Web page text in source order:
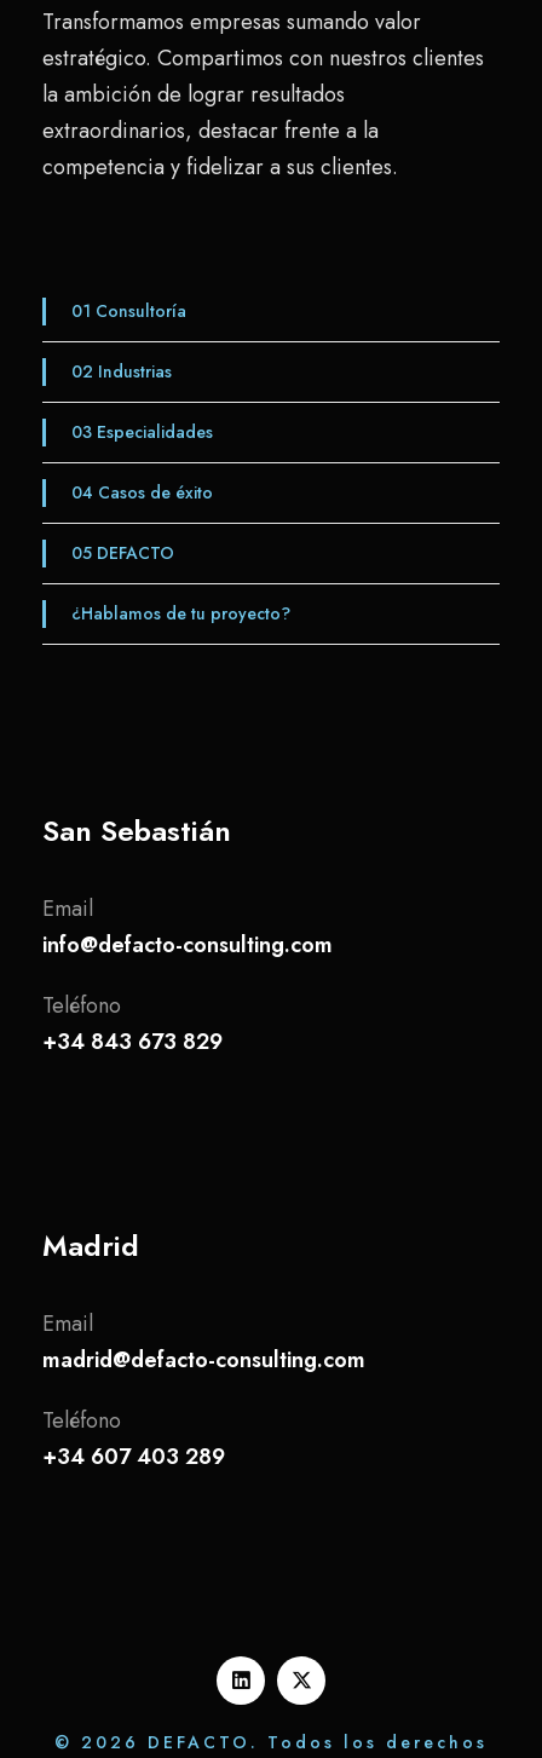
Transformamos empresas sumando valor
estratégico. Compartimos con nuestros clientes
la ambición de lograr resultados
extraordinarios, destacar frente a la
competencia y fidelizar a sus clientes.
01 Consultoría
02 Industrias
03 Especialidades
04 Casos de éxito
05 DEFACTO
¿Hablamos de tu proyecto?
San Sebastián
Email
info@defacto-consulting.com
Teléfono
+34 843 673 829
Madrid
Email
madrid@defacto-consulting.com
Teléfono
+34 607 403 289
© 2026 DEFACTO. Todos los derechos